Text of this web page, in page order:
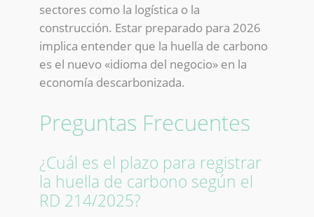
sectores como la logística o la
construcción. Estar preparado para 2026
implica entender que la huella de carbono
es el nuevo «idioma del negocio» en la
economía descarbonizada.
Preguntas Frecuentes
¿Cuál es el plazo para registrar
la huella de carbono según el
RD 214/2025?